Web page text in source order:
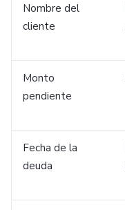
Nombre del
cliente
Monto
pendiente
Fecha de la
deuda